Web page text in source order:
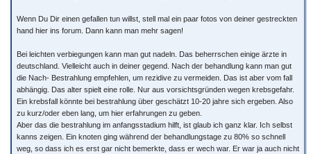
Wenn Du Dir einen gefallen tun willst, stell mal ein paar fotos von deiner gestreckten
hand hier ins forum. Dann kann man mehr sagen!
Bei leichten verbiegungen kann man gut nadeln. Das beherrschen einige ärzte in
deutschland. Vielleicht auch in deiner gegend. Nach der behandlung kann man gut
die Nach- Bestrahlung empfehlen, um rezidive zu vermeiden. Das ist aber vom fall
abhängig. Das alter spielt eine rolle. Nur aus vorsichtsgründen wegen krebsgefahr.
Ein krebsfall könnte bei bestrahlung über geschätzt 10-20 jahre sich ergeben. Also
zu kurz/oder eben lang, um hier erfahrungen zu geben.
Aber das die bestrahlung im anfangsstadium hilft, ist glaub ich ganz klar. Ich selbst
kanns zeigen. Ein knoten ging während der behandlungstage zu 80% so schnell
weg, so dass ich es erst gar nicht bemerkte, dass er wech war. Er war ja auch nicht